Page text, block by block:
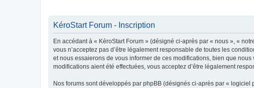
KéroStart Forum - Inscription
En accédant à « KéroStart Forum » (désigné ci-après par « nous », «
vous n’acceptez pas d’être légalement responsable de toutes les
et nous essaierons de vous informer de ces modifications, bien que
modifications aient été effectuées, vous acceptez d’être légalement
Nos forums sont développés par phpBB (désignés ci-après par «